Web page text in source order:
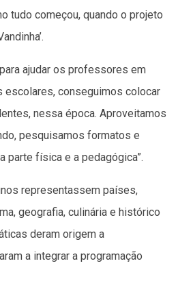
tudo começou, quando o projeto
ajudar os professores em
escolares, conseguimos colocar
nessa época. Aproveitamos
pesquisamos formatos e
parte física e a pedagógica”.
representassem países,
geografia, culinária e histórico
deram origem a
a integrar a programação